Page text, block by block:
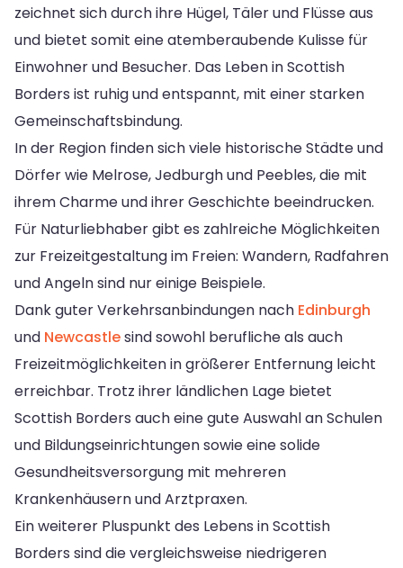
zeichnet sich durch ihre Hügel, Täler und Flüsse aus
und bietet somit eine atemberaubende Kulisse für
Einwohner und Besucher. Das Leben in Scottish
Borders ist ruhig und entspannt, mit einer starken
Gemeinschaftsbindung.
In der Region finden sich viele historische Städte und
Dörfer wie Melrose, Jedburgh und Peebles, die mit
ihrem Charme und ihrer Geschichte beeindrucken.
Für Naturliebhaber gibt es zahlreiche Möglichkeiten
zur Freizeitgestaltung im Freien: Wandern, Radfahren
und Angeln sind nur einige Beispiele.
Dank guter Verkehrsanbindungen nach Edinburgh
und Newcastlesind sowohl berufliche als auch
Freizeitmöglichkeiten in größerer Entfernung leicht
erreichbar. Trotz ihrer ländlichen Lage bietet
Scottish Borders auch eine gute Auswahl an Schulen
und Bildungseinrichtungen sowie eine solide
Gesundheitsversorgung mit mehreren
Krankenhäusern und Arztpraxen.
Ein weiterer Pluspunkt des Lebens in Scottish
Borders sind die vergleichsweise niedrigeren